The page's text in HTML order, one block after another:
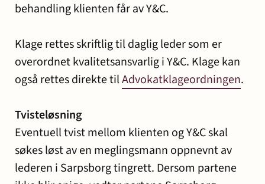
behandling klienten får av Y&C.
Klage rettes skriftlig til daglig leder som er
overordnet kvalitetsansvarlig i Y&C. Klage kan
også rettes direkte tilAdvokatklageordningen.
Tvisteløsning
Eventuell tvist mellom klienten og Y&C skal
søkes løst av en meglingsmann oppnevnt av
lederen i Sarpsborg tingrett. Dersom partene